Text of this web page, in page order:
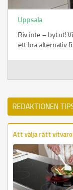
Uppsala
Riv inte – byt ut!
ett bra alternativ
REDAKTIONEN
Att välja rätt